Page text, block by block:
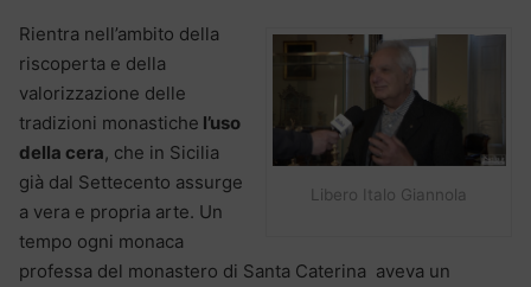
Libero Italo Giannola
Rientra nell’ambito della
riscoperta e della
valorizzazione delle
tradizioni monastiche l’uso
della cera, che in Sicilia
già dal Settecento assurge
a vera e propria arte. Un
tempo ogni monaca
professa del monastero di Santa Caterina aveva un